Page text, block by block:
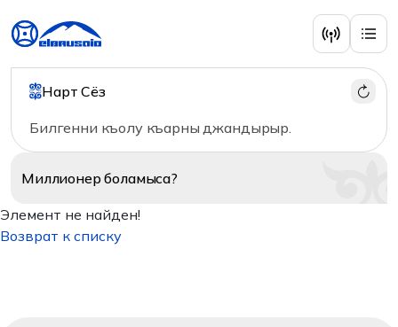
Нарт Сёз
Билгенни къолу къарны джандырыр.
Миллионерболамыса?
Элемент не найден!
Возврат к списку